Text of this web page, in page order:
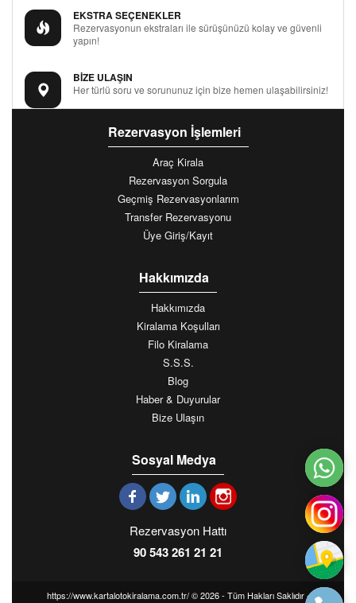
EKSTRA SEÇENEKLER
Rezervasyonun ekstraları ile sürüşünüzü kolay ve güvenli
yapın!
BİZE ULAŞIN
Her türlü soru ve sorununuz için bize hemen ulaşabilirsiniz!
Rezervasyon İşlemleri
Araç Kirala
Rezervasyon Sorgula
Geçmiş Rezervasyonlarım
Transfer Rezervasyonu
Üye Giriş/Kayıt
Hakkımızda
Hakkımızda
Kiralama Koşulları
Filo Kiralama
S.S.S.
Blog
Haber & Duyurular
Bize Ulaşın
Sosyal Medya
Rezervasyon Hattı
90 543 261 21 21
https://www.kartalotokiralama.com.tr/ © 2026 - Tüm Hakları Saklıdır -